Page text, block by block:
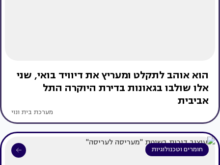
הוא אוהב לתקלט ומעריץ את דיוויד בואי, שני
אלו שולבו בגאונות בדירת היוקרה התל
אביבית
מערכת בית ונוי
חומרים וטכנולוגיות